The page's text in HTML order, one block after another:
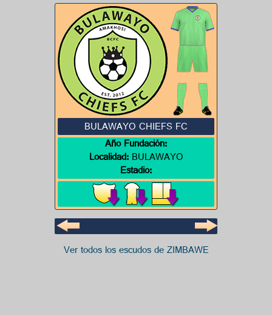
BULAWAYO CHIEFS FC
Año Fundación:
Localidad:BULAWAYO
Estadio:
Ver todos los escudos de ZIMBAWE